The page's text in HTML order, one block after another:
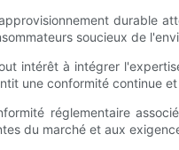
durable
soucieux de
intérêt à intégrer
une conformité continue
réglementaire
du marché et aux